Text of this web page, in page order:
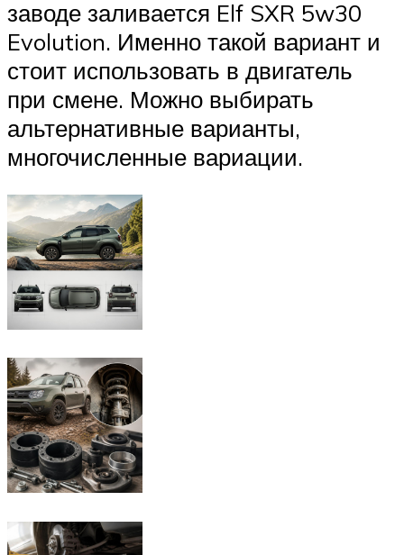
заводе заливается Elf SXR 5w30
Evolution. Именно такой вариант и
стоит использовать в двигатель
при смене. Можно выбирать
альтернативные варианты,
многочисленные вариации.